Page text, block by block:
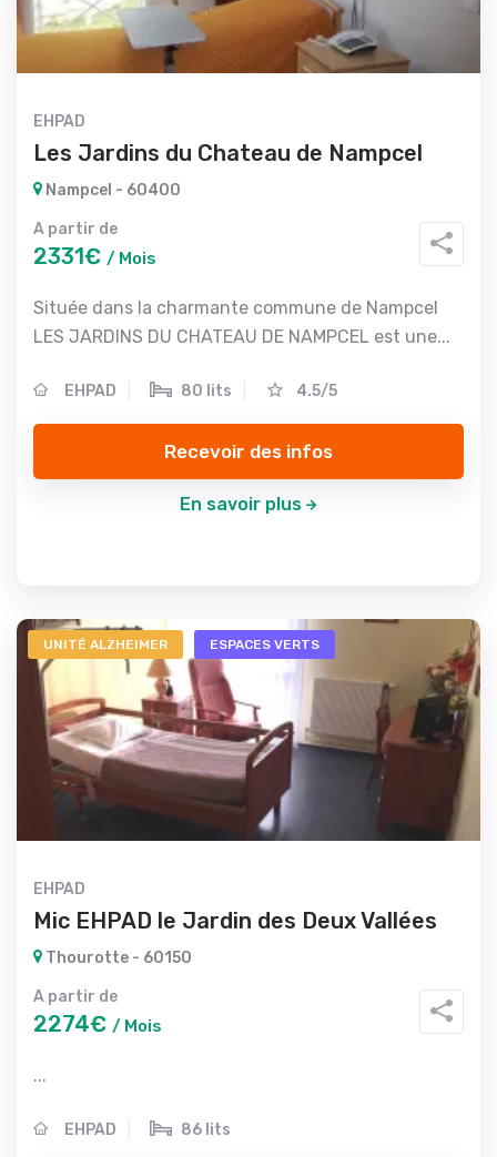
EHPAD
Les Jardins du Chateau de Nampcel
Nampcel - 60400
A partir de
2331€ / Mois
Située dans la charmante commune de Nampcel
LES JARDINS DU CHATEAU DE NAMPCEL est une...
EHPAD 80 lits 4.5/5
Recevoir des infos
En savoir plus
UNITÉ ALZHEIMER ESPACES VERTS
EHPAD
Mic EHPAD le Jardin des Deux Vallées
Thourotte - 60150
A partir de
2274€ / Mois
...
EHPAD 86 lits